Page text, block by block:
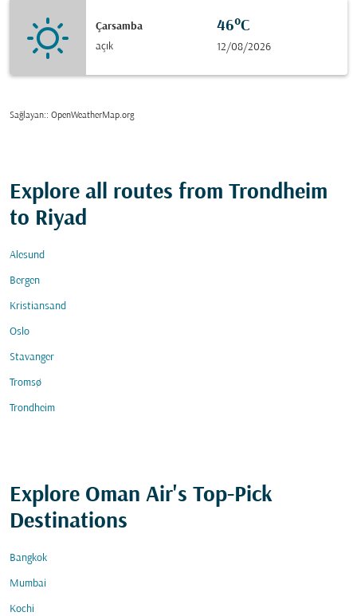
Çarsamba
açık
46°C
12/08/2026
Sağlayan:: OpenWeatherMap.org
Explore all routes from Trondheim
to Riyad
Alesund
Bergen
Kristiansand
Oslo
Stavanger
Tromsø
Trondheim
Explore Oman Air's Top-Pick
Destinations
Bangkok
Mumbai
Kochi